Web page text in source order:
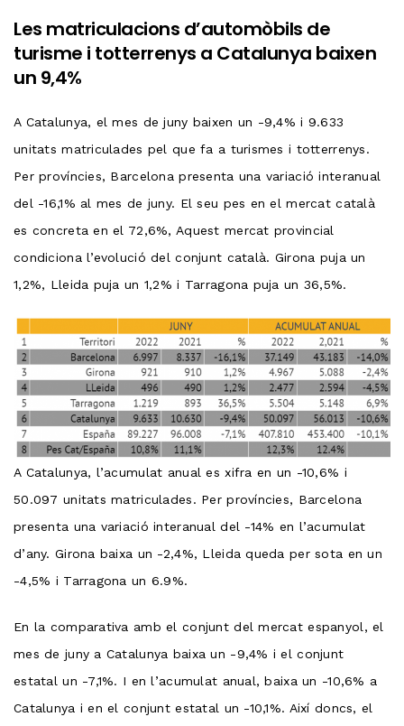
Les matriculacions d’automòbils de
turisme i totterrenys a Catalunya baixen
un 9,4%
A Catalunya, el mes de juny baixen un -9,4% i 9.633
unitats matriculades pel que fa a turismes i totterrenys.
Per províncies, Barcelona presenta una variació interanual
del -16,1% al mes de juny. El seu pes en el mercat català
es concreta en el 72,6%, Aquest mercat provincial
condiciona l’evolució del conjunt català. Girona puja un
1,2%, Lleida puja un 1,2% i Tarragona puja un 36,5%.
A Catalunya, l’acumulat anual es xifra en un -10,6% i
50.097 unitats matriculades. Per províncies, Barcelona
presenta una variació interanual del -14% en l’acumulat
d’any. Girona baixa un -2,4%, Lleida queda per sota en un
-4,5% i Tarragona un 6.9%.
En la comparativa amb el conjunt del mercat espanyol, el
mes de juny a Catalunya baixa un -9,4% i el conjunt
estatal un -7,1%. I en l’acumulat anual, baixa un -10,6% a
Catalunya i en el conjunt estatal un -10,1%. Així doncs, el